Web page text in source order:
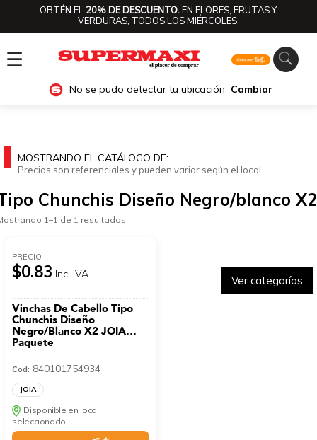
OBTÉN EL 20% DE DESCUENTO.EN FLORES, FRUTAS Y
VERDURAS, TODOS LOS MIÉRCOLES.
☰
No se pudo detectar tu ubicación Cambiar
Ver categorías
MOSTRANDO EL CATÁLOGO DE:
Precios son referenciales y pueden variar según el local.
Chunchis Diseño Negro/blanco X2
1–1 de 1 resultados
PRECIO
$0.83 Inc. IVA
Vinchas De Cabello Tipo
Chunchis Diseño
Negro/Blanco X2 JOIA
Paquete
Cod: 840101754934
JOIA
Disponible en local
seleccionado